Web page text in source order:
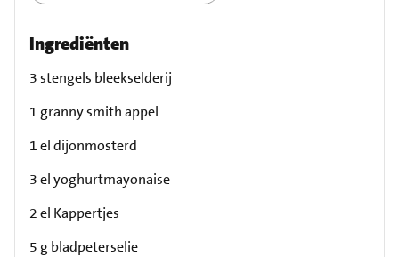
Ingrediënten
3 stengels bleekselderij
1 granny smith appel
1 el dijonmosterd
3 el yoghurtmayonaise
2 el Kappertjes
5 g bladpeterselie